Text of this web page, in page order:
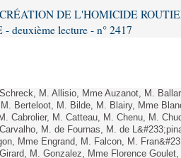
CRÉATION DE L'HOMICIDE
deuxième lecture - n° 2417
M. Allisio, Mme Auzanot, M.
Berteloot, M. Bilde, M. Blairy, Mme
Cabrolier, M. Catteau, M. Chenu, M.
M. de Fournas, M. de
Mme Engrand, M. Falcon, M.
M. Gonzalez, Mme Florence